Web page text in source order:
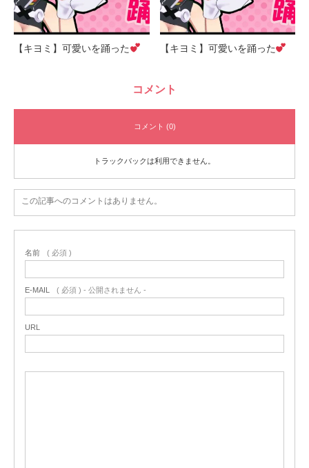
【キヨミ】可愛いを踊った 【キヨミ】可愛いを踊った
コメント
コメント (0)
トラックバックは利用できません。
この記事へのコメントはありません。
名前 ( 必須 )
E-MAIL ( 必須 ) - 公開されません -
URL